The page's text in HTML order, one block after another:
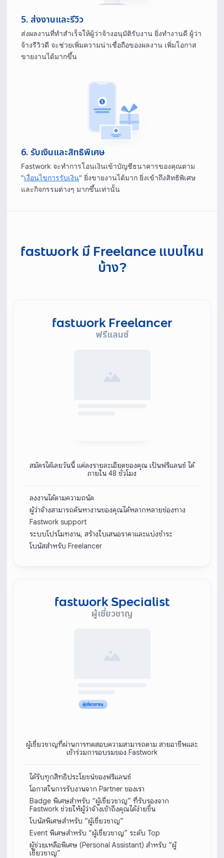
5. ส่งงานและรีวิว
ส่งผลงานที่ทําสําเร็จให้ผู้ว่าจ้างอนุมัติรับงาน ยิ่งทํางานดี ผู้ว่า
จ้างรีวิวดี จะช่วยเพิ่มความน่าเชื่อถือของผลงาน เพิ่มโอกาส
ขายงานได้มากขึ้น
6. รับเงินและสิทธิพิเศษ
Fastwork จะทําการโอนเงินเข้าบัญชีธนาคารของคุณตาม
"เงื่อนไขการรับเงิน" ยิ่งขายงานได้มาก ยิ่งเข้าถึงสิทธิพิเศษ
และกิจกรรมต่างๆ มากขึ้นเท่านั้น
fastwork มี Freelance แบบไหน
บ้าง?
fastwork Freelancer
ฟรีแลนซ์
สมัครได้เลยวันนี้ แค่ลงรายละเอียดของคุณ เป็นฟรีแลนซ์ ได้
ภายใน 48 ชั่วโมง
ลงงานได้ตามความถนัด
ผู้ว่าจ้างสามารถค้นหางานของคุณได้หลากหลายช่องทาง
Fastwork support
ระบบโปรโมทงาน, สร้างใบเสนอราคาและแบ่งชำระ
โบนัสสำหรับ Freelancer
fastwork Specialist
ผู้เชี่ยวชาญ
ผู้เชี่ยวชาญที่ผ่านการทดสอบความสามารถตาม สายอาชีพและ
เข้าร่วมการอบรมของ Fastwork
ได้รับทุกสิทธิประโยชน์ของฟรีแลนซ์
โอกาสในการรับงานจาก Partner ของเรา
Badge พิเศษสำหรับ “ผู้เชี่ยวชาญ” ที่รับรองจาก
Fastwork ช่วยให้ผู้ว่าจ้างเข้าถึงคุณได้ง่ายขึ้น
โบนัสพิเศษสำหรับ “ผู้เชี่ยวชาญ”
Event พิเศษสำหรับ “ผู้เชี่ยวชาญ” ระดับ Top
ผู้ช่วยเหลือพิเศษ (Personal Assistant) สำหรับ “ผู้
เชี่ยวชาญ”